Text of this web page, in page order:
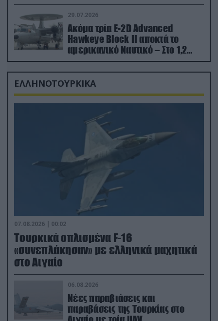
29.07.2026
Ακόμα τρία E-2D Advanced
Hawkeye Block II αποκτά το
αμερικανικό Ναυτικό – Στο 1,2
δισ.δολάρια το κόστος
ΕΛΛΗΝΟΤΟΥΡΚΙΚΑ
07.08.2026 | 00:02
Τουρκικά οπλισμένα F-16
«συνεπλάκησαν» με ελληνικά μαχητικά
στο Αιγαίο
06.08.2026
Νέες παραβιάσεις και
παραβάσεις της Τουρκίας στο